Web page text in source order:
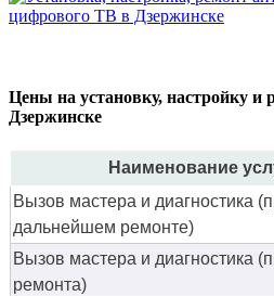
Цены на установку, настройку и
Дзержинске
Наименование
Вызов мастера и диагностика
дальнейшем ремонте)
Вызов мастера и диагностика
ремонта)